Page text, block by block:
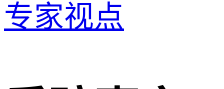
专家视点